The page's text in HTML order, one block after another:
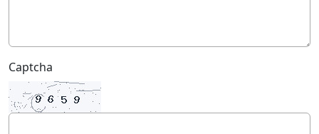
Captcha